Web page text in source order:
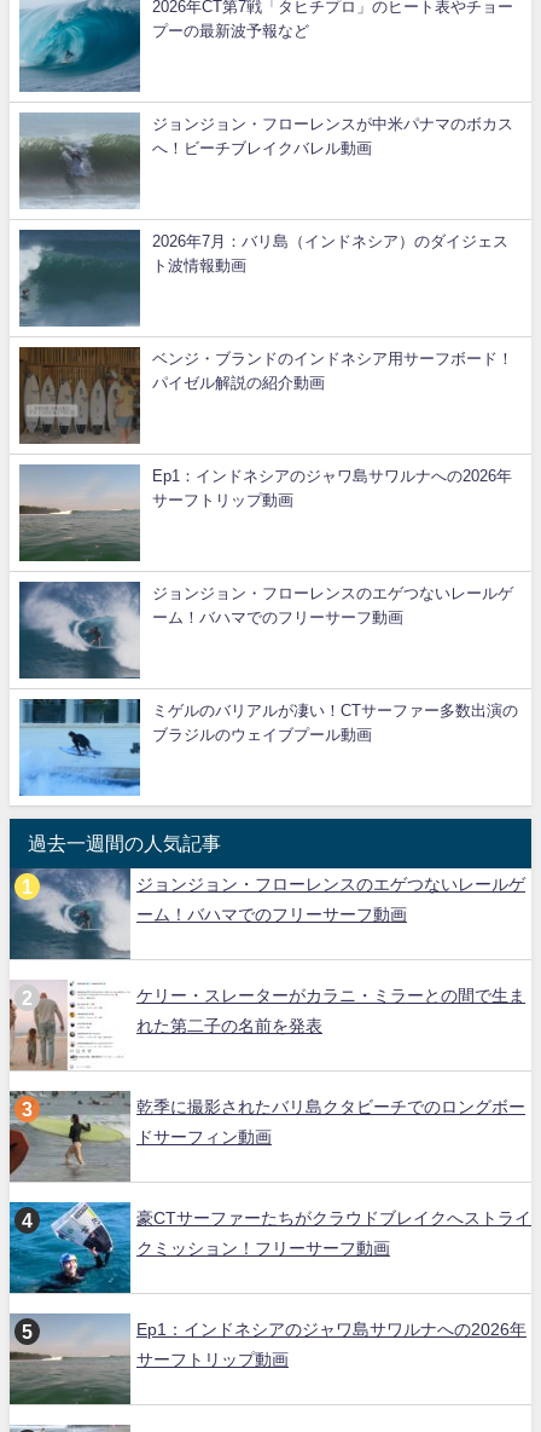
2026年CT第7戦「タヒチプロ」のヒート表やチョー
プーの最新波予報など
ジョンジョン・フローレンスが中米パナマのボカス
へ！ビーチブレイクバレル動画
2026年7月：バリ島（インドネシア）のダイジェス
ト波情報動画
ベンジ・ブランドのインドネシア用サーフボード！
パイゼル解説の紹介動画
Ep1：インドネシアのジャワ島サワルナへの2026年
サーフトリップ動画
ジョンジョン・フローレンスのエゲつないレールゲ
ーム！バハマでのフリーサーフ動画
ミゲルのバリアルが凄い！CTサーファー多数出演の
ブラジルのウェイブプール動画
過去一週間の人気記事
ジョンジョン・フローレンスのエゲつないレールゲ
ーム！バハマでのフリーサーフ動画
ケリー・スレーターがカラニ・ミラーとの間で生ま
れた第二子の名前を発表
乾季に撮影されたバリ島クタビーチでのロングボー
ドサーフィン動画
豪CTサーファーたちがクラウドブレイクへストライ
クミッション！フリーサーフ動画
Ep1：インドネシアのジャワ島サワルナへの2026年
サーフトリップ動画